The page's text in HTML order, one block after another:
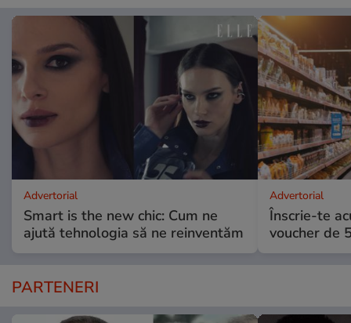
Advertorial
Smart is the new chic: Cum ne
ajută tehnologia să ne reinventăm
Advertorial
Înscrie-te
voucher de
PARTENERI